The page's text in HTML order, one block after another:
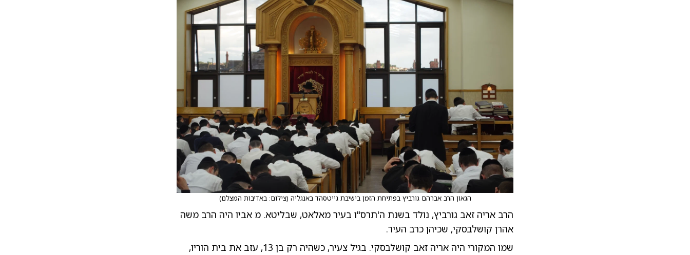
הגאון הרב אברהם גורביץ בפתיחת הזמן בישיבת גייטסהד באנגליה (צילום: באדיבות המצלם)
הרב אריה זאב גורביץ, נולד בשנת ה'תרס"ו בעיר מאלאט, שבליטא. מ אביו היה הרב משה
אהרן קושלבסקי, שכיהן כרב העיר.
שמו המקורי היה אריה זאב קושלבסקי. בגיל צעיר, כשהיה רק בן 13, עזב את בית הוריו,